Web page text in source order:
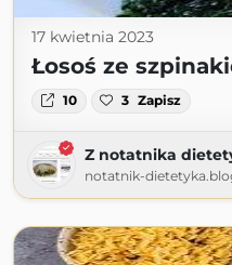
17 kwietnia 2023
Łosoś ze
10 3 Zapisz
Z notatnika
notatnik-